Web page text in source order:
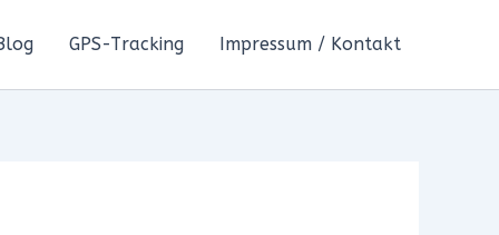
GPS-Tracking Impressum / Kontakt